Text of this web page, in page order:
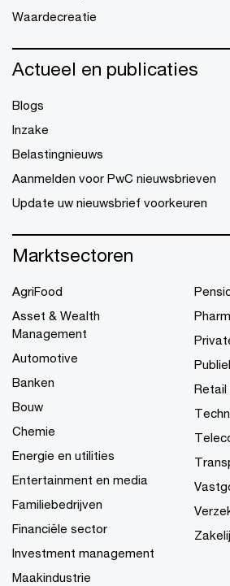
Waardecreatie
Actueel en publicaties
Blogs
Inzake
Belastingnieuws
Aanmelden voor PwC nieuwsbrieven
Update uw nieuwsbrief voorkeuren
Marktsectoren
AgriFood
Asset & Wealth
Management
Automotive
Banken
Bouw
Chemie
Energie en utilities
Entertainment en media
Familiebedrijven
Financiële sector
Investment management
Maakindustrie
Retail